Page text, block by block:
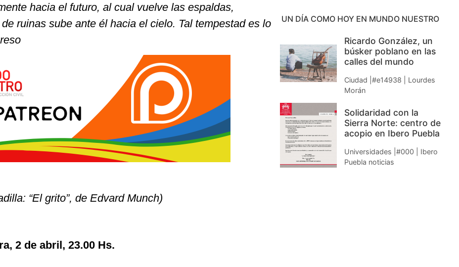
hacia el futuro, al cual vuelve las espaldas,
ruinas sube ante él hacia el cielo. Tal tempestad es lo
“El grito”, de Edvard Munch)
2 de abril, 23.00 Hs.
UN DÍA COMO HOY EN MUNDO NUESTRO
Ricardo González, un
búsker poblano en las
calles del mundo
Ciudad |#e14938 | Lourdes
Morán
Solidaridad con la
Sierra Norte: centro de
acopio en Ibero Puebla
Universidades |#000 | Ibero
Puebla noticias